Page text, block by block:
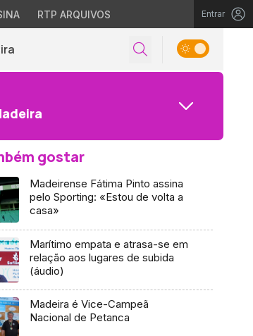
RTP ARQUIVOS Entrar
gostar
Madeirense Fátima Pinto assina
pelo Sporting: «Estou de volta a
casa»
Marítimo empata e atrasa-se em
relação aos lugares de subida
(áudio)
Madeira é Vice-Campeã
Nacional de Petanca